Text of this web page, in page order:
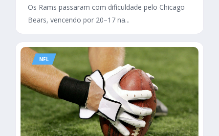
Os Rams passaram com dificuldade pelo Chicago
Bears, vencendo por 20–17 na...
NFL